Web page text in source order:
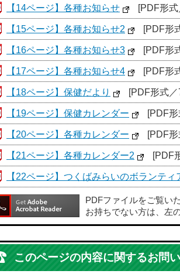
【14ページ】各種お知らせ [PDF形
【15ページ】各種お知らせ2 [PDF形
【16ページ】各種お知らせ3 [PDF形
【17ページ】各種お知らせ4 [PDF形
【18ページ】保健だより [PDF形式
【19ページ】保健カレンダー [PDF
【20ページ】各種カレンダー [PDF
【21ページ】各種カレンダー2 [PDF
【22ページ】つくばみらいのボランティ
PDFファイルをご覧い
お持ちでない方は、左
このページの内容に関するお問